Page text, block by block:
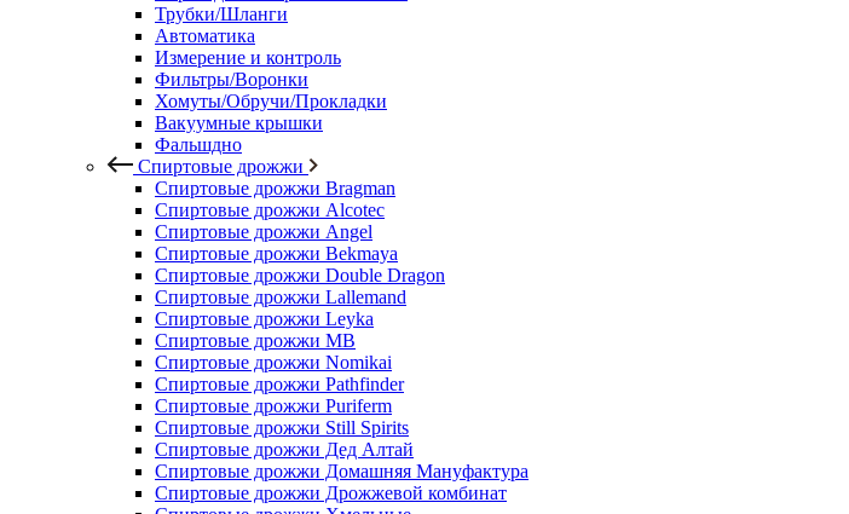
Трубки/Шланги
Автоматика
Измерение и контроль
Фильтры/Воронки
Хомуты/Обручи/Прокладки
Вакуумные крышки
Фальшдно
Спиртовые дрожжи
Спиртовые дрожжи Bragman
Спиртовые дрожжи Alcotec
Спиртовые дрожжи Angel
Спиртовые дрожжи Bekmaya
Спиртовые дрожжи Double Dragon
Спиртовые дрожжи Lallemand
Спиртовые дрожжи Leyka
Спиртовые дрожжи MB
Спиртовые дрожжи Nomikai
Спиртовые дрожжи Pathfinder
Спиртовые дрожжи Puriferm
Спиртовые дрожжи Still Spirits
Спиртовые дрожжи Дед Алтай
Спиртовые дрожжи Домашняя Мануфактура
Спиртовые дрожжи Дрожжевой комбинат